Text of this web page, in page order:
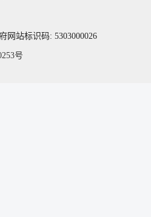
网站标识码: 5303000026
号